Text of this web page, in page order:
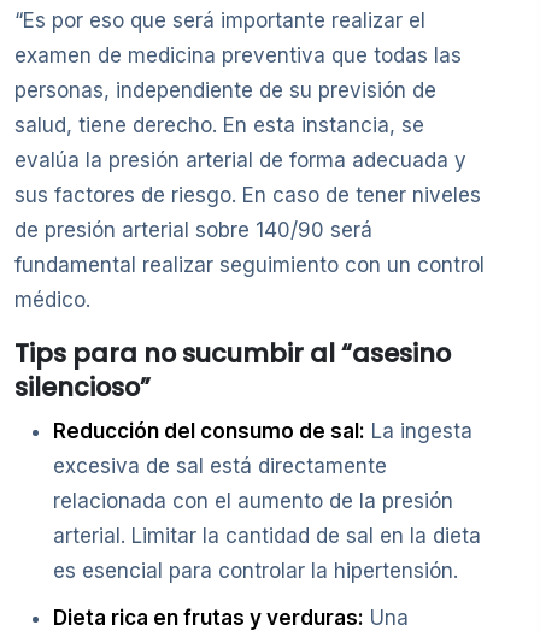
“Es por eso que será importante realizar el
examen de medicina preventiva que todas las
personas, independiente de su previsión de
salud, tiene derecho. En esta instancia, se
evalúa la presión arterial de forma adecuada y
sus factores de riesgo. En caso de tener niveles
de presión arterial sobre 140/90 será
fundamental realizar seguimiento con un control
médico.
Tips para no sucumbir al “asesino
silencioso”
Reducción del consumo de sal: La ingesta
excesiva de sal está directamente
relacionada con el aumento de la presión
arterial. Limitar la cantidad de sal en la dieta
es esencial para controlar la hipertensión.
Dieta rica en frutas y verduras: Una